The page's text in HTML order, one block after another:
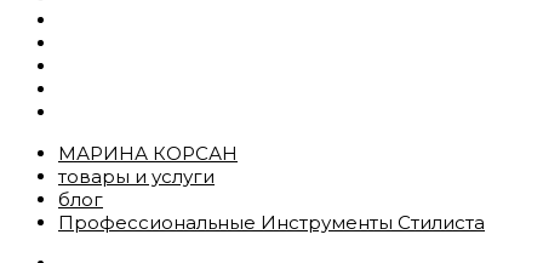
МАРИНА КОРСАН
товары и услуги
блог
Профессиональные Инструменты Стилиста